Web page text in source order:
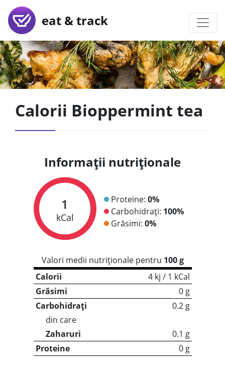
eat & track
Calorii Bioppermint tea
Informații nutriționale
1
kCal
Proteine: 0%
Carbohidrați: 100%
Grăsimi: 0%
Valori medii nutriționale pentru 100 g
Calorii
4 kj / 1 kCal
Grăsimi
0 g
Carbohidrați
0.2 g
din care
Zaharuri
0.1 g
Proteine
0 g